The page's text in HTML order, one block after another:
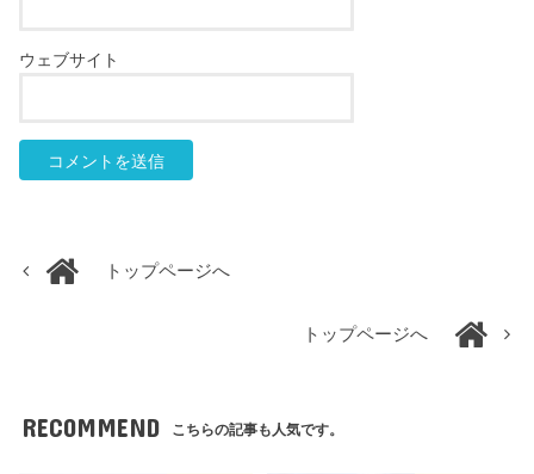
ウェブサイト
トップページへ
トップページへ
RECOMMEND こちらの記事も人気です。